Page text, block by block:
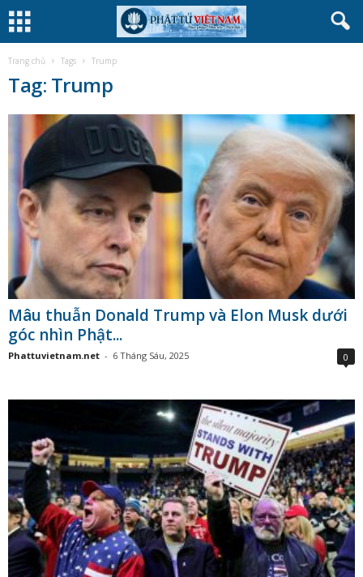
Trang chủ Tags Trump
Tag: Trump
Mâu thuẫn Donald Trump và Elon Musk dưới
góc nhìn Phật...
Phattuvietnam.net - 6 Tháng Sáu, 2025 0